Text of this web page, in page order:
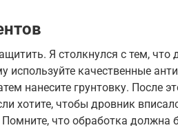
Я столкнулся с тем, что
качественные
нанесите грунтовку. После
хотите, чтобы дровник
Помните, что обработка должна